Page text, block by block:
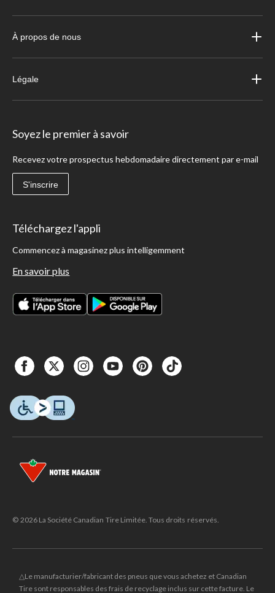
À propos de nous
Légale
Soyez le premier à savoir
Recevez votre prospectus hebdomadaire directement par e-mail
S'inscrire
Téléchargez l'appli
Commencez à magasinez plus intelligemment
En savoir plus
© 2026 La Société Canadian Tire Limitée. Tous droits réservés.
△Le manufacturier/fabricant des pneus que vous achetez et Canadian
Tire sont responsables des frais de recyclage inclus sur cette facture. Le